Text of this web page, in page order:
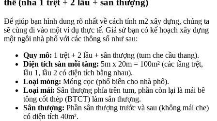
thể (nhà 1 trệt + 2 lầu + sân thượng)
Để giúp bạn hình dung rõ nhất về cách tính m2 xây dựng, chúng ta
sẽ cùng đi vào một ví dụ thực tế. Giả sử bạn có kế hoạch xây dựng
một ngôi nhà phố với các thông số như sau:
Quy mô: 1 trệt + 2 lầu + sân thượng (tum che cầu thang).
Diện tích sàn mỗi tầng: 5m x 20m = 100m² (các tầng trệt,
lầu 1, lầu 2 có diện tích bằng nhau).
Loại móng: Móng cọc (phổ biến cho nhà phố).
Loại mái: Sân thượng phía trên tum, phần còn lại là mái bê
tông cốt thép (BTCT) làm sân thượng.
Sân thượng: Phần sân thượng trước và sau (không mái che)
có diện tích 40m².